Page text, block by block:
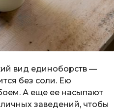
вид единоборств —
без соли. Ею
А еще ее насыпают
заведений, чтобы